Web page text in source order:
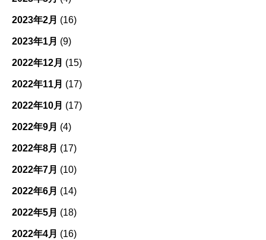
2023年2月 (16)
2023年1月 (9)
2022年12月 (15)
2022年11月 (17)
2022年10月 (17)
2022年9月 (4)
2022年8月 (17)
2022年7月 (10)
2022年6月 (14)
2022年5月 (18)
2022年4月 (16)